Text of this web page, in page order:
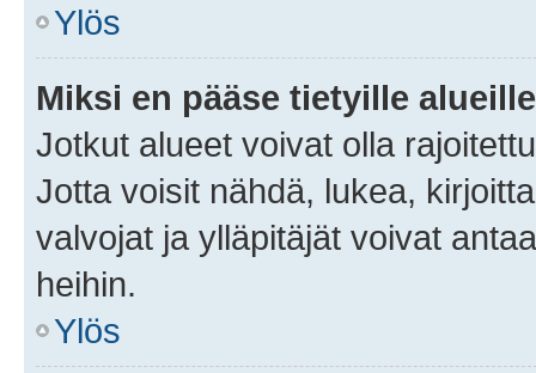
Ylös
Miksi en pääse tietyille
Jotkut alueet voivat olla
Jotta voisit nähdä, lukea,
valvojat ja ylläpitäjät voivat
heihin.
Ylös